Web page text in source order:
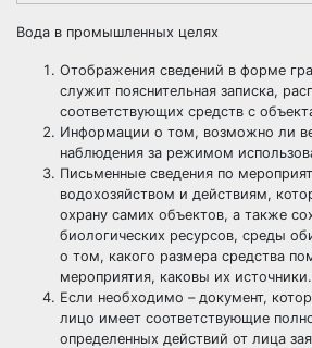
Вода в промышленных целях
Отображения сведений в форме
служит пояснительная записка,
соответствующих средств с
Информации о том, возможно ли
наблюдения за режимом
Письменные сведения по
водохозяйством и действиям,
охрану самих объектов, а также
биологических ресурсов, среды
о том, какого размера средства
мероприятия, каковы их источники.
Если необходимо – документ,
лицо имеет соответствующие
определенных действий от лица